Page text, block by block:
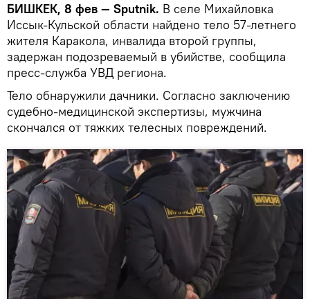
БИШКЕК, 8 фев — Sputnik. В селе Михайловка
Иссык-Кульской области найдено тело 57-летнего
жителя Каракола, инвалида второй группы,
задержан подозреваемый в убийстве, сообщила
пресс-служба УВД региона.
Тело обнаружили дачники. Согласно заключению
судебно-медицинской экспертизы, мужчина
скончался от тяжких телесных повреждений.